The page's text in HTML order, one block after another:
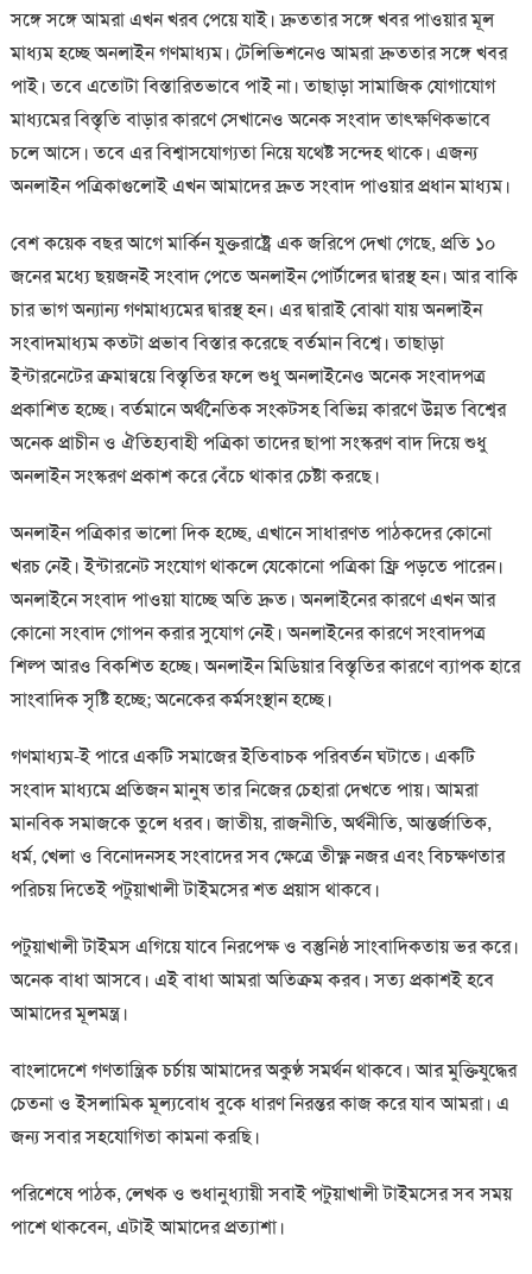
সঙ্গে সঙ্গে আমরা এখন খরব পেয়ে যাই। দ্রুততার সঙ্গে খবর পাওয়ার মূল
মাধ্যম হচ্ছে অনলাইন গণমাধ্যম। টেলিভিশনেও আমরা দ্রুততার সঙ্গে খবর
পাই। তবে এতোটা বিস্তারিতভাবে পাই না। তাছাড়া সামাজিক যোগাযোগ
মাধ্যমের বিস্তৃতি বাড়ার কারণে সেখানেও অনেক সংবাদ তাৎক্ষণিকভাবে
চলে আসে। তবে এর বিশ্বাসযোগ্যতা নিয়ে যথেষ্ট সন্দেহ থাকে। এজন্য
অনলাইন পত্রিকাগুলোই এখন আমাদের দ্রুত সংবাদ পাওয়ার প্রধান মাধ্যম।
বেশ কয়েক বছর আগে মার্কিন যুক্তরাষ্ট্রে এক জরিপে দেখা গেছে, প্রতি ১০
জনের মধ্যে ছয়জনই সংবাদ পেতে অনলাইন পোর্টালের দ্বারস্থ হন। আর বাকি
চার ভাগ অন্যান্য গণমাধ্যমের দ্বারস্থ হন। এর দ্বারাই বোঝা যায় অনলাইন
সংবাদমাধ্যম কতটা প্রভাব বিস্তার করেছে বর্তমান বিশ্বে। তাছাড়া
ইন্টারনেটের ক্রমান্বয়ে বিস্তৃতির ফলে শুধু অনলাইনেও অনেক সংবাদপত্র
প্রকাশিত হচ্ছে। বর্তমানে অর্থনৈতিক সংকটসহ বিভিন্ন কারণে উন্নত বিশ্বের
অনেক প্রাচীন ও ঐতিহ্যবাহী পত্রিকা তাদের ছাপা সংস্করণ বাদ দিয়ে শুধু
অনলাইন সংস্করণ প্রকাশ করে বেঁচে থাকার চেষ্টা করছে।
অনলাইন পত্রিকার ভালো দিক হচ্ছে, এখানে সাধারণত পাঠকদের কোনো
খরচ নেই। ইন্টারনেট সংযোগ থাকলে যেকোনো পত্রিকা ফ্রি পড়তে পারেন।
অনলাইনে সংবাদ পাওয়া যাচ্ছে অতি দ্রুত। অনলাইনের কারণে এখন আর
কোনো সংবাদ গোপন করার সুযোগ নেই। অনলাইনের কারণে সংবাদপত্র
শিল্প আরও বিকশিত হচ্ছে। অনলাইন মিডিয়ার বিস্তৃতির কারণে ব্যাপক হারে
সাংবাদিক সৃষ্টি হচ্ছে; অনেকের কর্মসংস্থান হচ্ছে।
গণমাধ্যম-ই পারে একটি সমাজের ইতিবাচক পরিবর্তন ঘটাতে। একটি
সংবাদ মাধ্যমে প্রতিজন মানুষ তার নিজের চেহারা দেখতে পায়। আমরা
মানবিক সমাজকে তুলে ধরব। জাতীয়, রাজনীতি, অর্থনীতি, আন্তর্জাতিক,
ধর্ম, খেলা ও বিনোদনসহ সংবাদের সব ক্ষেত্রে তীক্ষ্ণ নজর এবং বিচক্ষণতার
পরিচয় দিতেই পটুয়াখালী টাইমসের শত প্রয়াস থাকবে।
পটুয়াখালী টাইমস এগিয়ে যাবে নিরপেক্ষ ও বস্তুনিষ্ঠ সাংবাদিকতায় ভর করে।
অনেক বাধা আসবে। এই বাধা আমরা অতিক্রম করব। সত্য প্রকাশই হবে
আমাদের মূলমন্ত্র।
বাংলাদেশে গণতান্ত্রিক চর্চায় আমাদের অকুণ্ঠ সমর্থন থাকবে। আর মুক্তিযুদ্ধের
চেতনা ও ইসলামিক মূল্যবোধ বুকে ধারণ নিরন্তর কাজ করে যাব আমরা। এ
জন্য সবার সহযোগিতা কামনা করছি।
পরিশেষে পাঠক, লেখক ও শুধানুধ্যায়ী সবাই পটুয়াখালী টাইমসের সব সময়
পাশে থাকবেন, এটাই আমাদের প্রত্যাশা।